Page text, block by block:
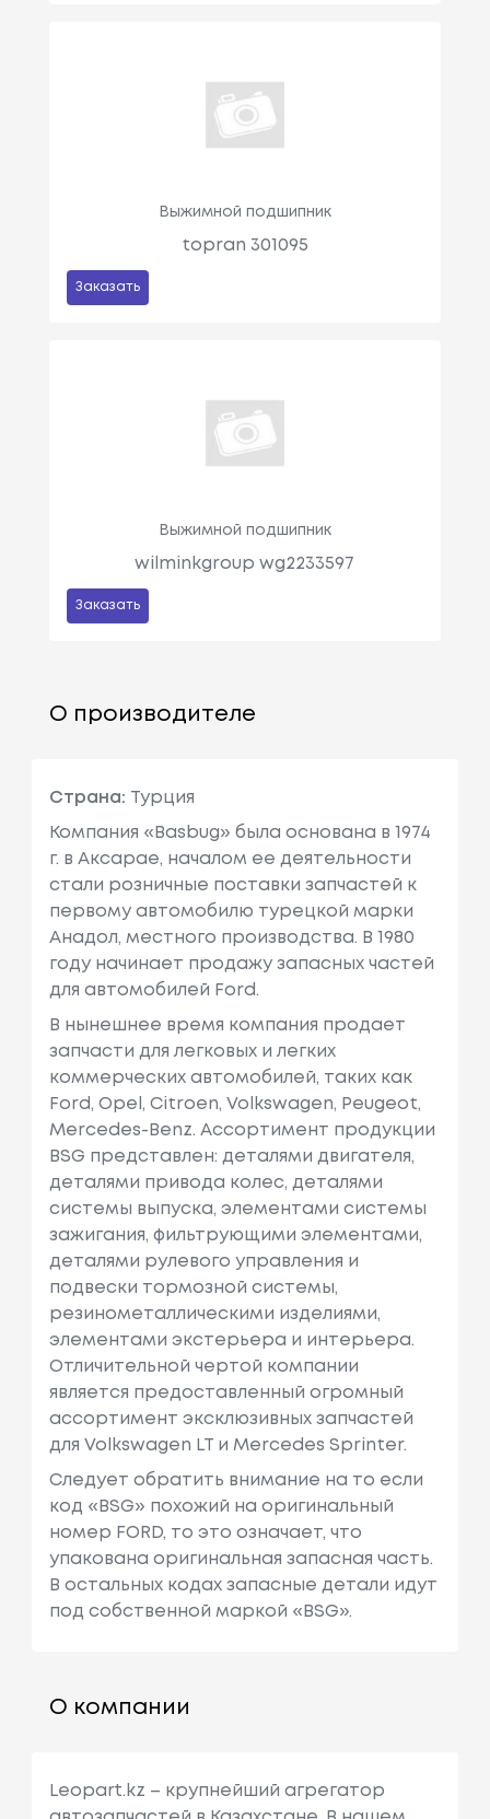
Выжимной подшипник
topran 301095
Заказать
Выжимной подшипник
wilminkgroup wg2233597
Заказать
О производителе
Страна: Турция
Компания «Basbug» была основана в 1974
г. в Аксарае, началом ее деятельности
стали розничные поставки запчастей к
первому автомобилю турецкой марки
Анадол, местного производства. В 1980
году начинает продажу запасных частей
для автомобилей Ford.
В нынешнее время компания продает
запчасти для легковых и легких
коммерческих автомобилей, таких как
Ford, Opel, Citroen, Volkswagen, Peugeot,
Mercedes-Benz. Ассортимент продукции
BSG представлен: деталями двигателя,
деталями привода колес, деталями
системы выпуска, элементами системы
зажигания, фильтрующими элементами,
деталями рулевого управления и
подвески тормозной системы,
резинометаллическими изделиями,
элементами экстерьера и интерьера.
Отличительной чертой компании
является предоставленный огромный
ассортимент эксклюзивных запчастей
для Volkswagen LT и Mercedes Sprinter.
Следует обратить внимание на то если
код «BSG» похожий на оригинальный
номер FORD, то это означает, что
упакована оригинальная запасная часть.
В остальных кодах запасные детали идут
под собственной маркой «BSG».
О компании
Leopart.kz – крупнейший агрегатор